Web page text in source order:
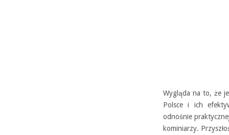
Wygląda na to, że
Polsce i ich
odnośnie
kominiarzy.